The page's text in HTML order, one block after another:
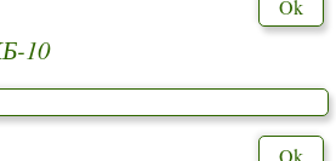
10